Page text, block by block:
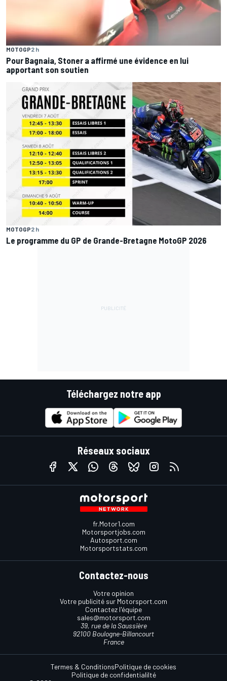
MOTOGP2 h
Pour Bagnaia, Stoner a affirmé une évidence en lui
apportant son soutien
MOTOGP2 h
Le programme du GP de Grande-Bretagne MotoGP 2026
Téléchargez notre app
Réseaux sociaux
fr.Motor1.com
Motorsportjobs.com
Autosport.com
Motorsportstats.com
Contactez-nous
Votre opinion
Votre publicité sur Motorsport.com
Contactez l'équipe
sales@motorsport.com
39, rue de la Saussière
92100 Boulogne-Billancourt
France
Termes & ConditionsPolitique de cookies
Politique de confidentialilté